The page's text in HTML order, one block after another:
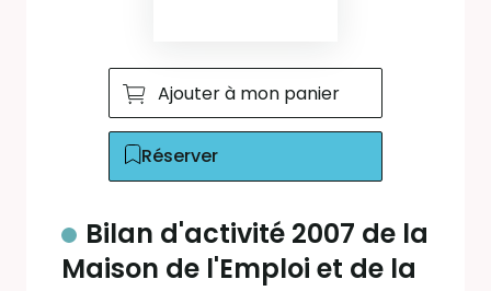
Ajouter à mon panier
Réserver
Bilan d'activité 2007 de la
Maison de l'Emploi et de la